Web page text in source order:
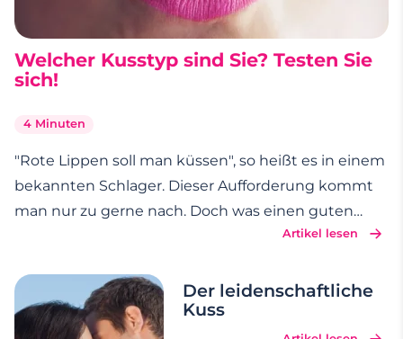
Welcher Kusstyp sind Sie? Testen Sie
sich!
4 Minuten
"Rote Lippen soll man küssen", so heißt es in einem
bekannten Schlager. Dieser Aufforderung kommt
man nur zu gerne nach. Doch was einen guten
Kuss ausmacht, daran scheiden sich die Geister.
Zärtlichkeiten austauschen sollte, wird nicht von
jedem gleich…
Artikel lesen
Der leidenschaftliche
Kuss